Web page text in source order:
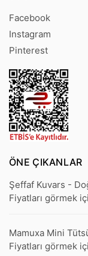
Facebook
Instagram
Pinterest
ÖNE ÇIKANLAR
Şeffaf Kuvars -
Fiyatları görmek
Mamuxa Mini
Fiyatları görmek